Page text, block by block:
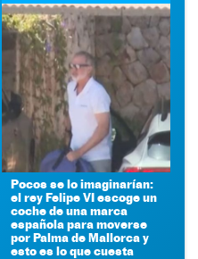
Pocos se lo imaginarían:
el rey Felipe VI escoge un
coche de una marca
española para moverse
por Palma de Mallorca y
esto es lo que cuesta